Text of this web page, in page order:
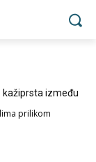
kažiprsta između
prilikom